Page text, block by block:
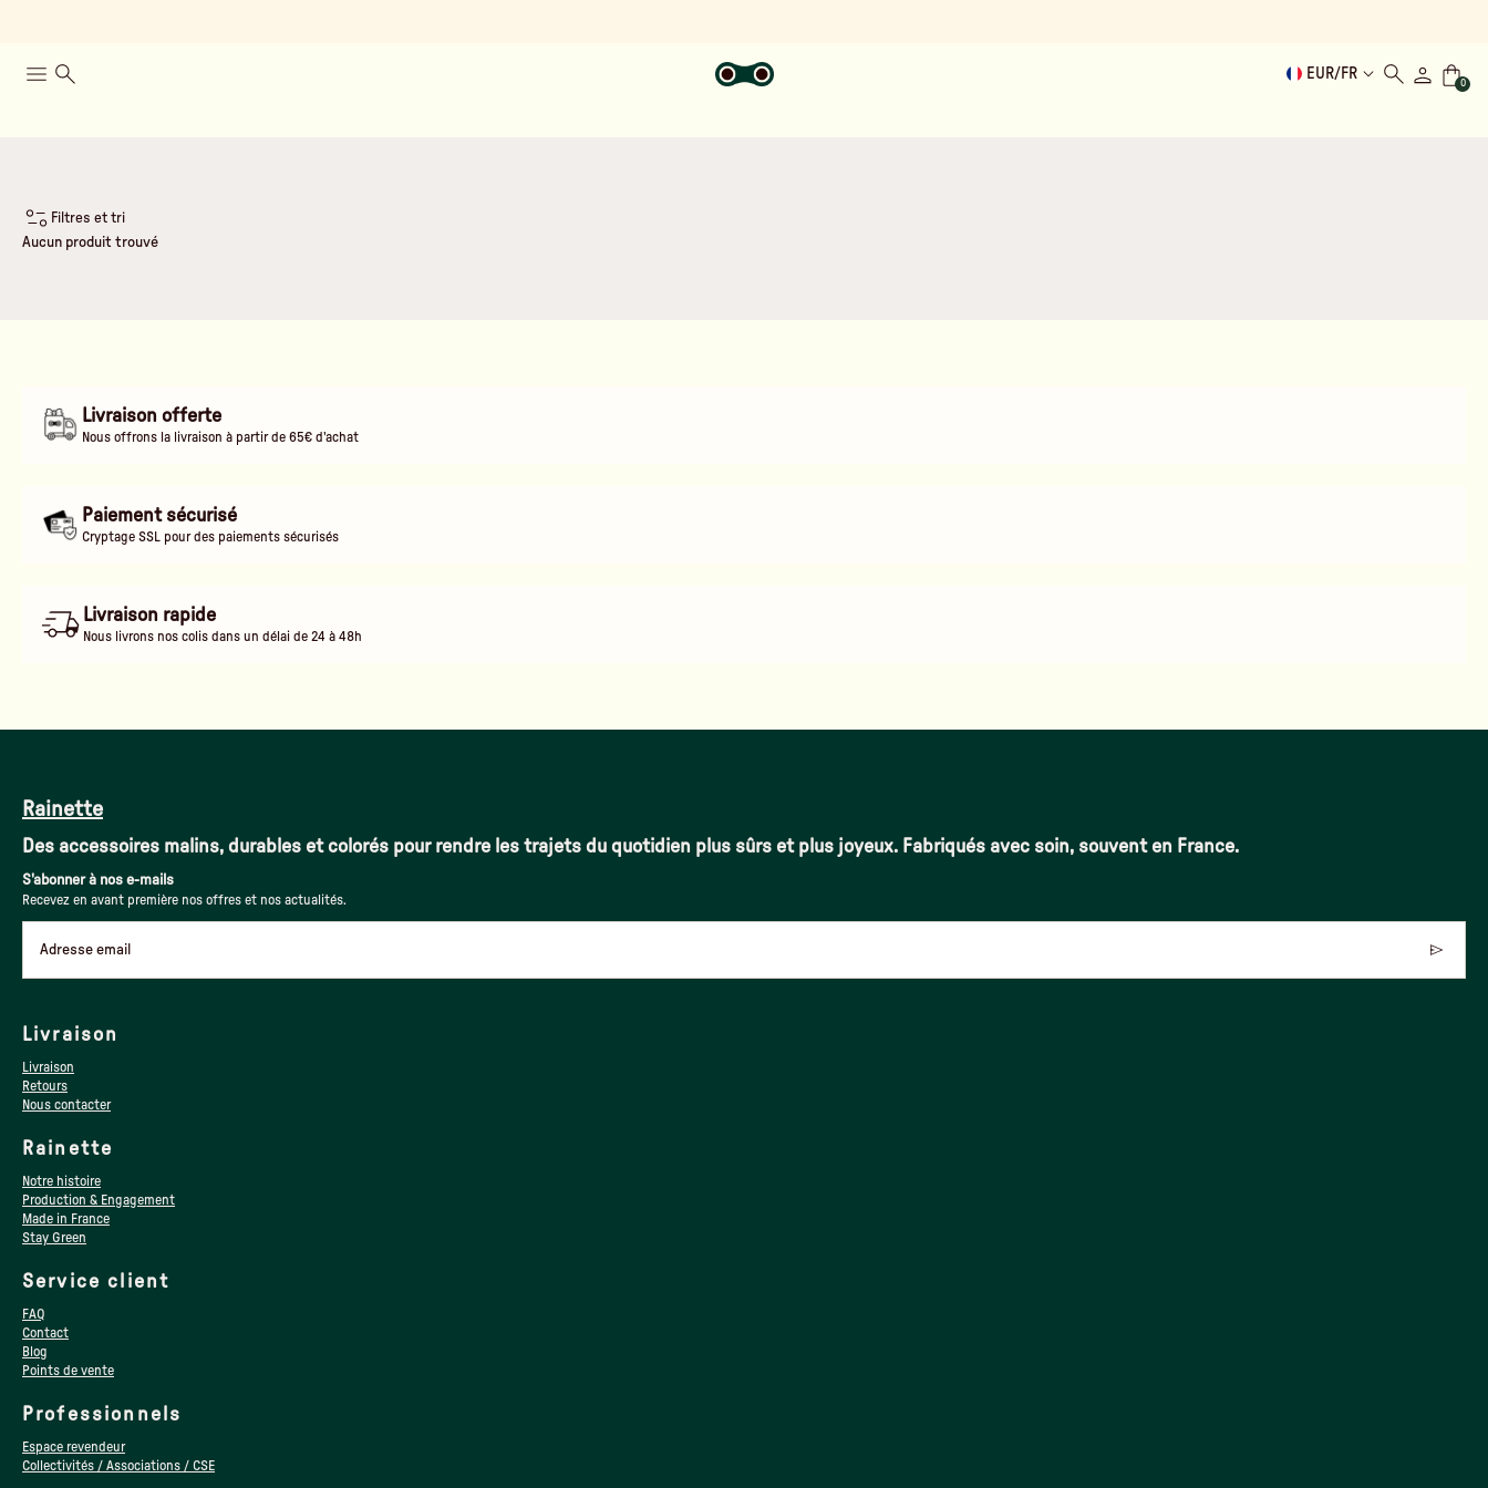
EUR/ FR
0
Filtres et tri
Aucun produit trouvé
Livraison offerte
Nous offrons la livraison à partir de 65€ d'achat
Paiement sécurisé
Cryptage SSL pour des paiements sécurisés
Livraison rapide
Nous livrons nos colis dans un délai de 24 à 48h
Rainette
Des accessoires malins, durables et colorés pour rendre les trajets du quotidien plus sûrs et plus joyeux. Fabriqués avec soin, souvent en France.
S'abonner à nos e-mails
Recevez en avant première nos offres et nos actualités.
Adresse email
Livraison
Livraison
Retours
Nous contacter
Rainette
Notre histoire
Production & Engagement
Made in France
Stay Green
Service client
FAQ
Contact
Blog
Points de vente
Professionnels
Espace revendeur
Collectivités / Associations / CSE